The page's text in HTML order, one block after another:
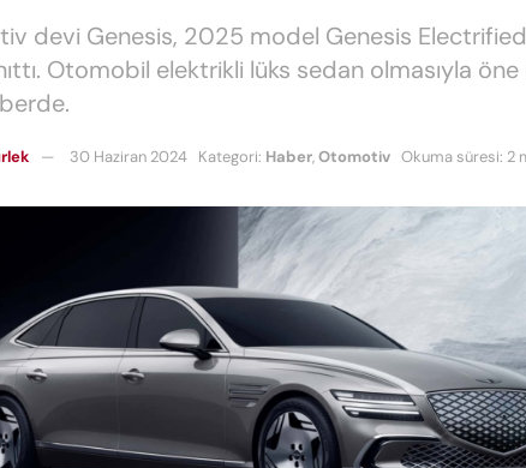
devi Genesis, 2025 model Genesis
Otomobil elektrikli lüks sedan olmasıyla öne
30 Haziran 2024 Kategori: Haber,Otomotiv Okuma süresi: 2